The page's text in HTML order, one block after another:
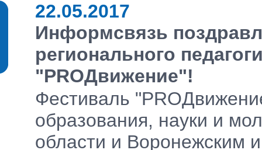
22.05.2017
Информсвязь
регионального
"PROДвижение"!
Фестиваль
образования, науки и
области и Воронежским